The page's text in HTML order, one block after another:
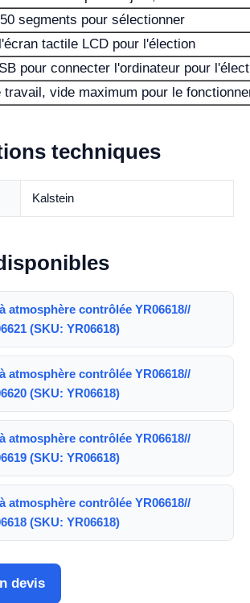
segments pour sélectionner
tactile LCD pour l'élection
pour connecter l'ordinateur pour
travail, vide maximum pour le
techniques
Kalstein
atmosphère contrôlée YR06618//
(SKU: YR06618)
atmosphère contrôlée YR06618//
(SKU: YR06618)
atmosphère contrôlée YR06618//
(SKU: YR06618)
atmosphère contrôlée YR06618//
(SKU: YR06618)
devis